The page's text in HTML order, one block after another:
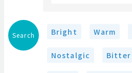
Search Bright Warm
Nostalgic Bitter